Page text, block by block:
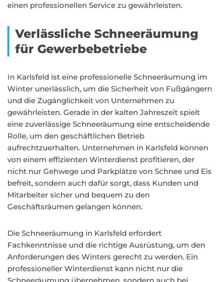
einen professionellen Service zu gewährleisten.
Verlässliche Schneeräumung
für Gewerbebetriebe
In Karlsfeld ist eine professionelle Schneeräumung im
Winter unerlässlich, um die Sicherheit von Fußgängern
und die Zugänglichkeit von Unternehmen zu
gewährleisten. Gerade in der kalten Jahreszeit spielt
eine zuverlässige Schneeräumung eine entscheidende
Rolle, um den geschäftlichen Betrieb
aufrechtzuerhalten. Unternehmen in Karlsfeld können
von einem effizienten Winterdienst profitieren, der
nicht nur Gehwege und Parkplätze von Schnee und Eis
befreit, sondern auch dafür sorgt, dass Kunden und
Mitarbeiter sicher und bequem zu den
Geschäftsräumen gelangen können.
Die Schneeräumung in Karlsfeld erfordert
Fachkenntnisse und die richtige Ausrüstung, um den
Anforderungen des Winters gerecht zu werden. Ein
professioneller Winterdienst kann nicht nur die